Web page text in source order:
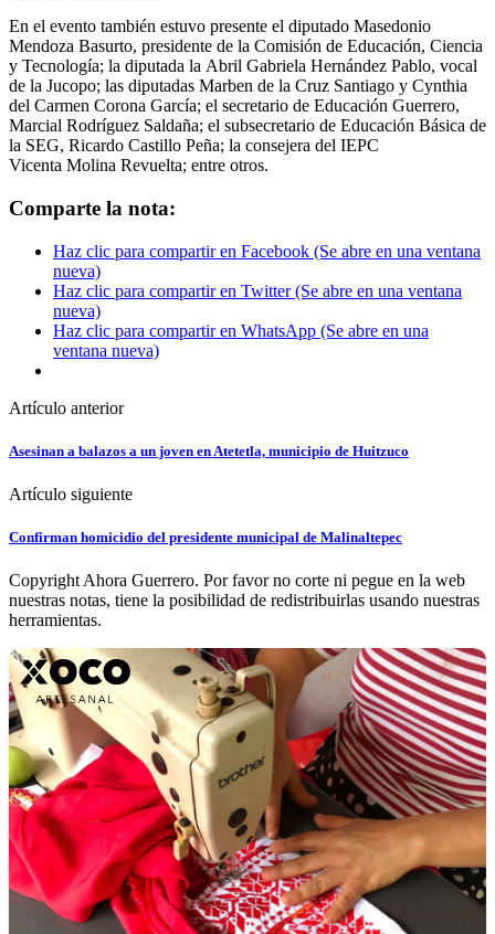
En el evento también estuvo presente el diputado Masedonio
Mendoza Basurto, presidente de la Comisión de Educación, Ciencia
y Tecnología; la diputada la Abril Gabriela Hernández Pablo, vocal
de la Jucopo; las diputadas Marben de la Cruz Santiago y Cynthia
del Carmen Corona García; el secretario de Educación Guerrero,
Marcial Rodríguez Saldaña; el subsecretario de Educación Básica de
la SEG, Ricardo Castillo Peña; la consejera del IEPC
Vicenta Molina Revuelta; entre otros.
Comparte la nota:
Haz clic para compartir en Facebook (Se abre en una ventana
nueva)
Haz clic para compartir en Twitter (Se abre en una ventana
nueva)
Haz clic para compartir en WhatsApp (Se abre en una
ventana nueva)
Artículo anterior
Asesinan a balazos a un joven en Atetetla, municipio de Huitzuco
Artículo siguiente
Confirman homicidio del presidente municipal de Malinaltepec
Copyright Ahora Guerrero. Por favor no corte ni pegue en la web
nuestras notas, tiene la posibilidad de redistribuirlas usando nuestras
herramientas.